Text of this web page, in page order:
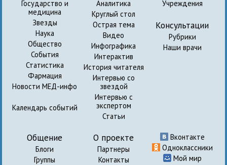
Государство и
медицина
Звезды
Наука
Общество
События
Статистика
Фармация
Новости МЕД-инфо
Календарь событий
Аналитика
Круглый стол
Острая тема
Видео
Инфографика
Интерактив
История читателя
Интервью со
звездой
Интервью с
экспертом
Статьи
Учреждения
Консультации
Рубрики
Наши врачи
Общение
Блоги
Группы
О проекте
Партнеры
Контакты
Вконтакте
Одноклассники
Мой мир